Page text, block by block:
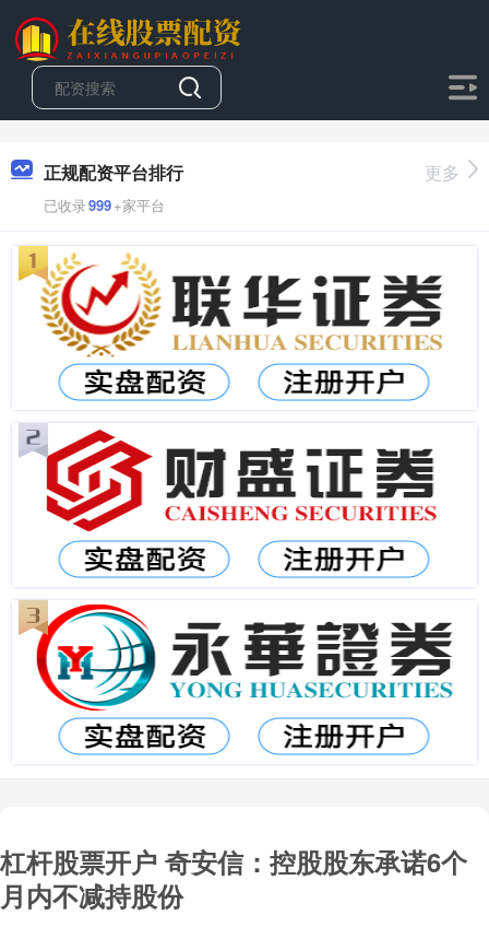
正规配资平台排行
已收录999+家平台
更多
杠杆股票开户 奇安信：控股股东承诺6个
月内不减持股份